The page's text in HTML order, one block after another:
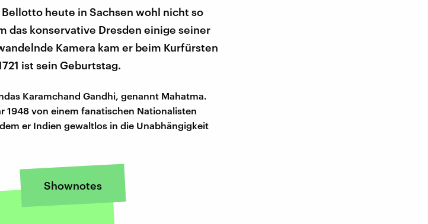
heute in Sachsen wohl nicht so
das konservative Dresden einige seiner
Kamera kam er beim Kurfürsten
ist sein Geburtstag.
Karamchand Gandhi, genannt Mahatma.
1948 von einem fanatischen Nationalisten
er Indien gewaltlos in die Unabhängigkeit
Shownotes